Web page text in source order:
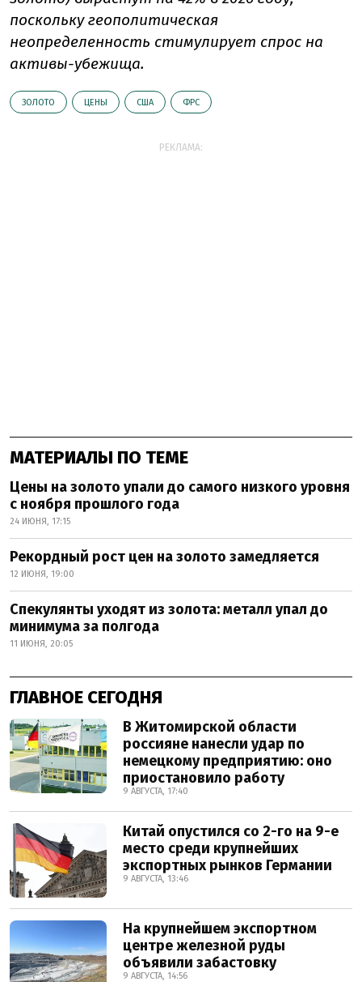
поскольку геополитическая
неопределенность стимулирует спрос на
активы-убежища.
ЗОЛОТО ЦЕНЫ США ФРС
РЕКЛАМА:
МАТЕРИАЛЫ ПО ТЕМЕ
Цены на золото упали до самого низкого уровня
с ноября прошлого года
24 ИЮНЯ, 17:15
Рекордный рост цен на золото замедляется
12 ИЮНЯ, 19:00
Спекулянты уходят из золота: металл упал до
минимума за полгода
11 ИЮНЯ, 20:05
ГЛАВНОЕ СЕГОДНЯ
В Житомирской области
россияне нанесли удар по
немецкому предприятию: оно
приостановило работу
9 АВГУСТА, 17:40
Китай опустился со 2-го на 9-е
место среди крупнейших
экспортных рынков Германии
9 АВГУСТА, 13:46
На крупнейшем экспортном
центре железной руды
объявили забастовку
9 АВГУСТА, 14:56